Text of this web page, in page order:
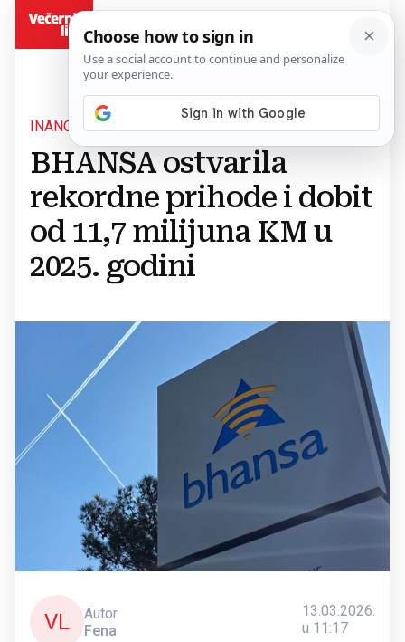
INANCIJSKI REZULTATI DRŽAVNE AGENCIJE
BHANSA ostvarila
rekordne prihode i dobit
od 11,7 milijuna KM u
2025. godini
VL
Autor
Fena
13.03.2026.
u 11:17